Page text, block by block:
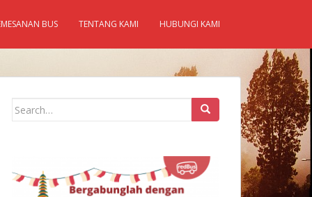
BUS TENTANG KAMI HUBUNGI KAMI
Search